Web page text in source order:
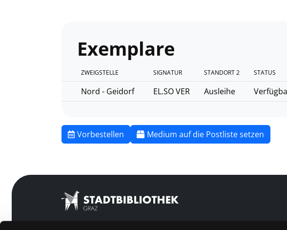
Exemplare
ZWEIGSTELLE SIGNATUR STANDORT 2 STATUS
Nord - Geidorf EL.SO VER Ausleihe
Vorbestellen Medium auf die Postliste setzen